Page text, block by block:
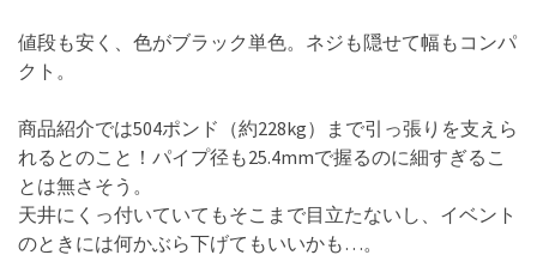
値段も安く、色がブラック単色。ネジも隠せて幅もコンパ
クト。
商品紹介では504ポンド（約228kg）まで引っ張りを支えら
れるとのこと！パイプ径も25.4mmで握るのに細すぎるこ
とは無さそう。
天井にくっ付いていてもそこまで目立たないし、イベント
のときには何かぶら下げてもいいかも…。